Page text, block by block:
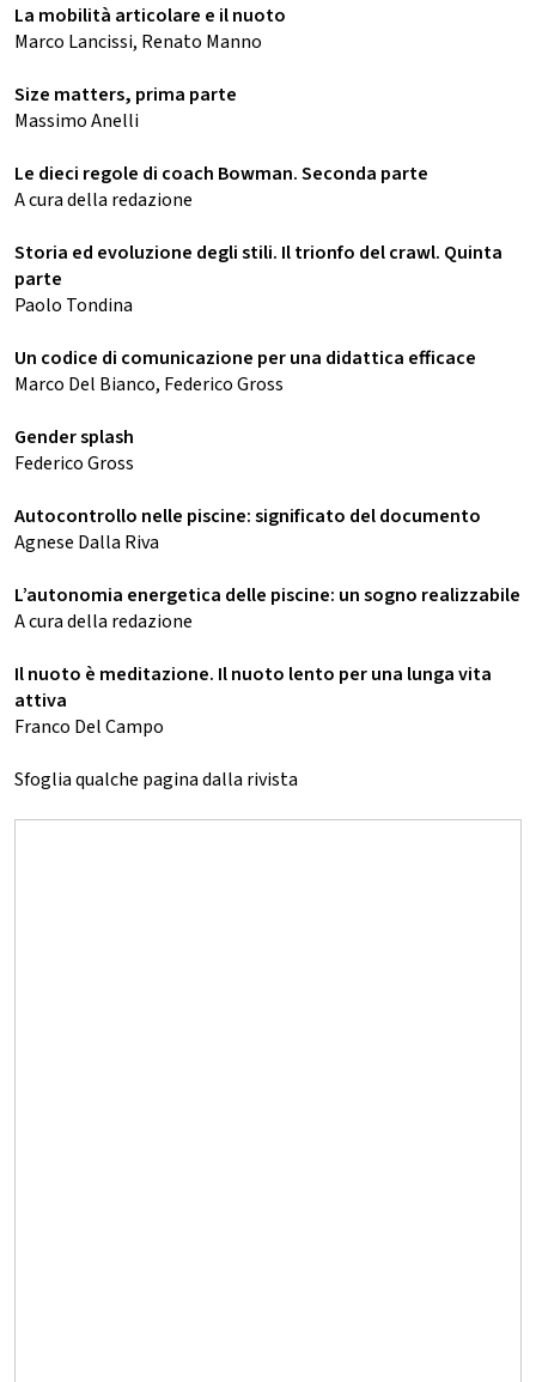
La mobilità articolare e il nuoto
Marco Lancissi, Renato Manno
Size matters, prima parte
Massimo Anelli
Le dieci regole di coach Bowman. Seconda parte
A cura della redazione
Storia ed evoluzione degli stili. Il trionfo del crawl. Quinta
parte
Paolo Tondina
Un codice di comunicazione per una didattica efficace
Marco Del Bianco, Federico Gross
Gender splash
Federico Gross
Autocontrollo nelle piscine: significato del documento
Agnese Dalla Riva
L’autonomia energetica delle piscine: un sogno realizzabile
A cura della redazione
Il nuoto è meditazione. Il nuoto lento per una lunga vita
attiva
Franco Del Campo
Sfoglia qualche pagina dalla rivista